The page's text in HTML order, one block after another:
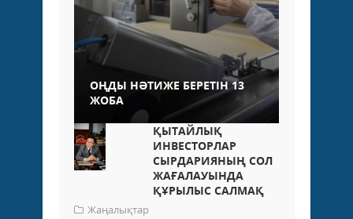
ОҢДЫ НӘТИЖЕ БЕРЕТІН 13
ЖОБА
ҚЫТАЙЛЫҚ
ИНВЕСТОРЛАР
СЫРДАРИЯНЫҢ СОЛ
ЖАҒАЛАУЫНДА
ҚҰРЫЛЫС САЛМАҚ
Жаңалықтар